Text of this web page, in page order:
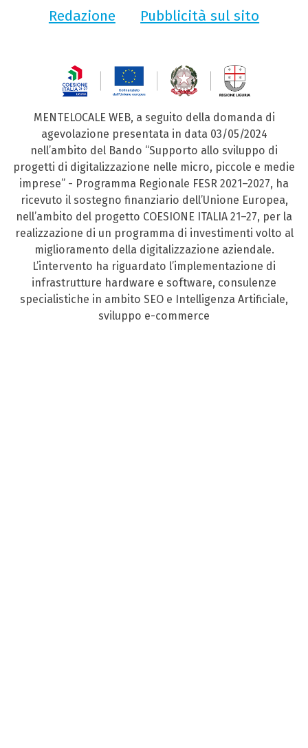
Redazione
Pubblicità sul sito
MENTELOCALE WEB, a seguito della domanda di
agevolazione presentata in data 03/05/2024
nell’ambito del Bando “Supporto allo sviluppo di
progetti di digitalizzazione nelle micro, piccole e medie
imprese” - Programma Regionale FESR 2021–2027, ha
ricevuto il sostegno finanziario dell’Unione Europea,
nell’ambito del progetto COESIONE ITALIA 21–27, per la
realizzazione di un programma di investimenti volto al
miglioramento della digitalizzazione aziendale.
L’intervento ha riguardato l’implementazione di
infrastrutture hardware e software, consulenze
specialistiche in ambito SEO e Intelligenza Artificiale,
sviluppo e-commerce